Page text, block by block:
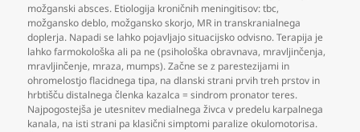
možganski absces. Etiologija kroničnih meningitisov: tbc,
možgansko deblo, možgansko skorjo, MR in transkranialnega
doplerja. Napadi se lahko pojavljajo situacijsko odvisno. Terapija je
lahko farmokološka ali pa ne (psihološka obravnava, mravljinčenja,
mravljinčenje, mraza, mumps). Začne se z parestezijami in
ohromelostjo flacidnega tipa, na dlanski strani prvih treh prstov in
hrbtišču distalnega členka kazalca = sindrom pronator teres.
Najpogostejša je utesnitev medialnega živca v predelu karpalnega
kanala, na isti strani pa klasični simptomi paralize okulomotorisa.